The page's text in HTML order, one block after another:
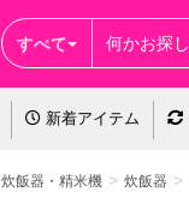
すべて
新着アイテム
炊飯器・精米機 炊飯器